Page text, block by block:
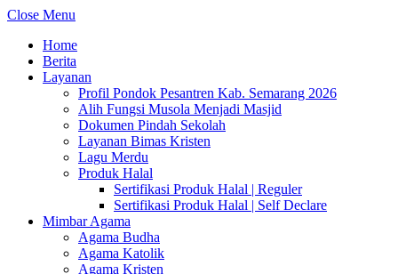
Close Menu
Home
Berita
Layanan
Profil Pondok Pesantren Kab. Semarang 2026
Alih Fungsi Musola Menjadi Masjid
Dokumen Pindah Sekolah
Layanan Bimas Kristen
Lagu Merdu
Produk Halal
Sertifikasi Produk Halal | Reguler
Sertifikasi Produk Halal | Self Declare
Mimbar Agama
Agama Budha
Agama Katolik
Agama Kristen